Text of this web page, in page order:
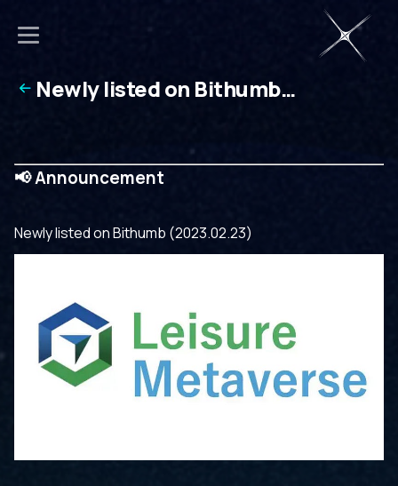
Newly listed on Bithumb
📢 Announcement
Newly listed on Bithumb (2023.02.23)